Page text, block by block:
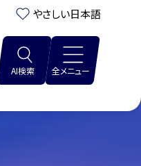
やさしい日本語
AI検索 全メニュー